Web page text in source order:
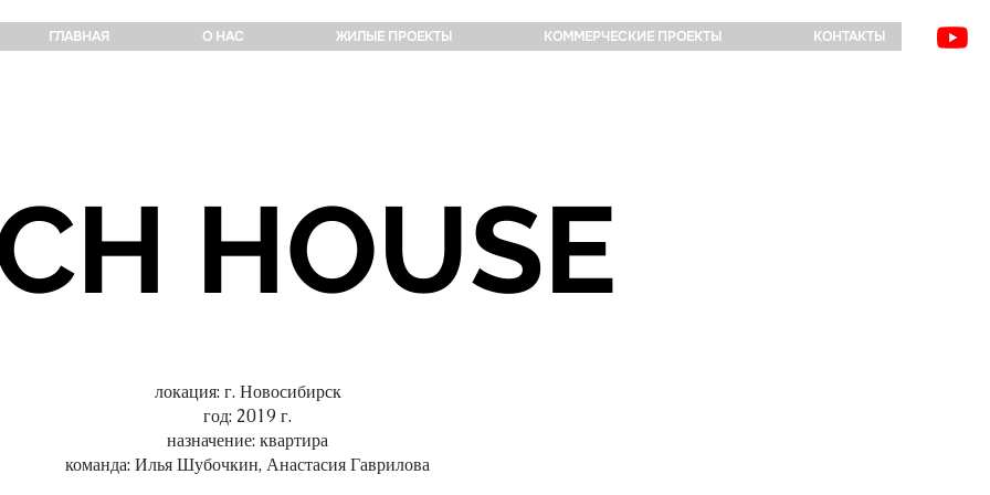
ГЛАВНАЯ О НАС ЖИЛЫЕ ПРОЕКТЫ КОММЕРЧЕСКИЕ ПРОЕКТЫ КОНТАКТЫ
HOUSE
локация: г. Новосибирск
год: 2019 г.
назначение: квартира
команда: Илья Шубочкин, Анастасия Гаврилова